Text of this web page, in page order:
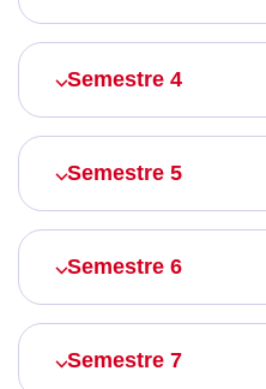
Semestre 4
Semestre 5
Semestre 6
Semestre 7